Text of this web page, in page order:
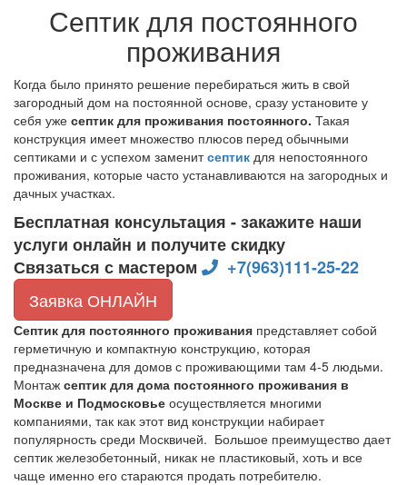
Септик для постоянного
проживания
Когда было принято решение перебираться жить в свой
загородный дом на постоянной основе, сразу установите у
себя уже септик для проживания постоянного. Такая
конструкция имеет множество плюсов перед обычными
септиками и с успехом заменитсептик для непостоянного
проживания, которые часто устанавливаются на загородных и
дачных участках.
Бесплатная консультация - закажите наши
услуги онлайн и получите скидку
Связаться с мастером
+7(963)111-25-22
Заявка ОНЛАЙН
Септик для постоянного проживания представляет собой
герметичную и компактную конструкцию, которая
предназначена для домов с проживающими там 4-5 людьми.
Монтаж септик для дома постоянного проживания в
Москве и Подмосковье осуществляется многими
компаниями, так как этот вид конструкции набирает
популярность среди Москвичей. Большое преимущество дает
септик железобетонный, никак не пластиковый, хоть и все
чаще именно его стараются продать потребителю.